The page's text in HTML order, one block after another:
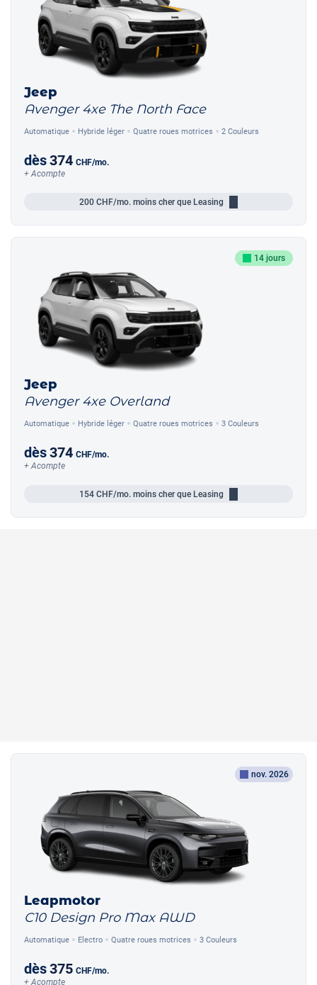
Jeep
Avenger 4xe The North Face
Automatique Hybride léger Quatre roues motrices 2 Couleurs
dès374 CHF/mo.
+ Acompte
200 CHF/mo. moins cher que Leasing
14 jours
Jeep
Avenger 4xe Overland
Automatique Hybride léger Quatre roues motrices 3 Couleurs
dès374 CHF/mo.
+ Acompte
154 CHF/mo. moins cher que Leasing
nov. 2026
Leapmotor
C10 Design Pro Max AWD
Automatique Electro Quatre roues motrices 3 Couleurs
dès375 CHF/mo.
+ Acompte